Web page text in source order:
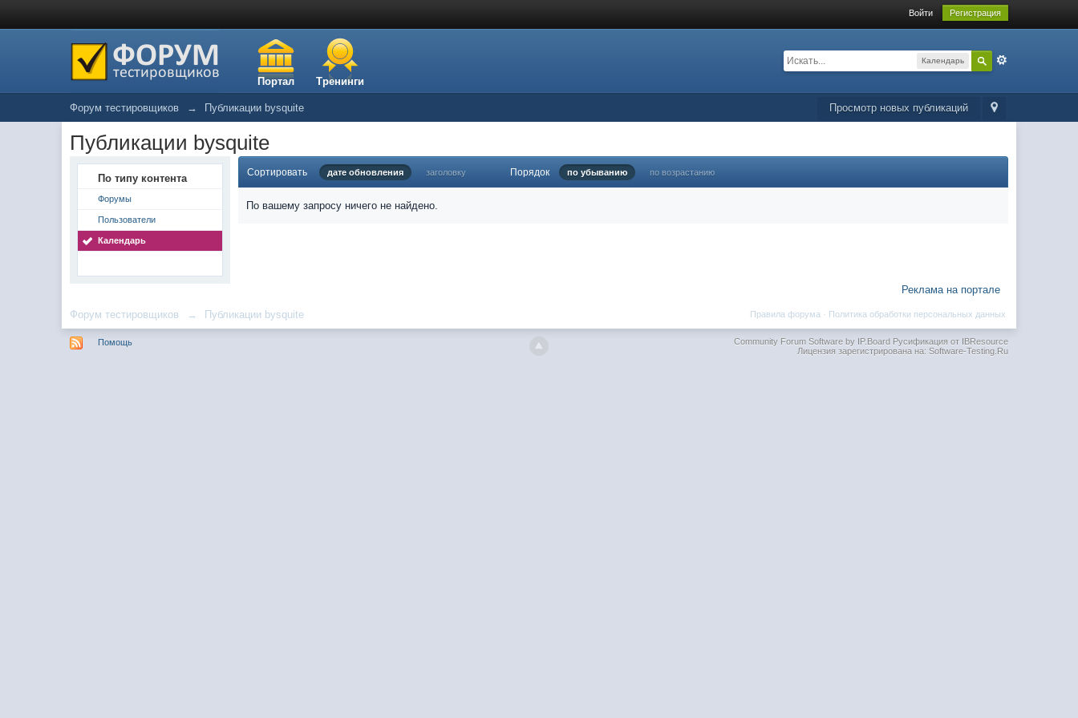
Войти Регистрация
Портал Тренинги
Календарь
Просмотр новых публикаций
Форум тестировщиков → Публикации bysquite
Публикации bysquite
По типу контента
Форумы
Пользователи
Календарь
Сортировать дате обновления заголовку Порядок по убыванию по возрастанию
По вашему запросу ничего не найдено.
Реклама на портале
Форум тестировщиков → Публикации bysquite Политика обработки персональных данных
Правила форума ·
Помощь Community Forum Software by IP.BoardРусификация от IBResource
Лицензия зарегистрирована на: Software-Testing.Ru